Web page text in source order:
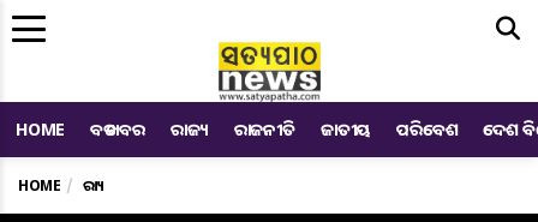
HOME ବଡ ଖବର ରାଜ୍ୟ ରାଜନୀତି ଜାତୀୟ ପରିବେଶ ଦେଶ
HOME ରାଜ୍ୟ